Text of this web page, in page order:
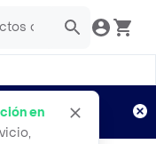
en
Aplican TyC